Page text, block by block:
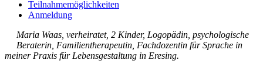
Teilnahmemöglichkeiten
Anmeldung
Maria Waas, verheiratet, 2 Kinder, Logopädin, psychologische
Beraterin, Familientherapeutin, Fachdozentin für Sprache in
meiner Praxis für Lebensgestaltung in Eresing.